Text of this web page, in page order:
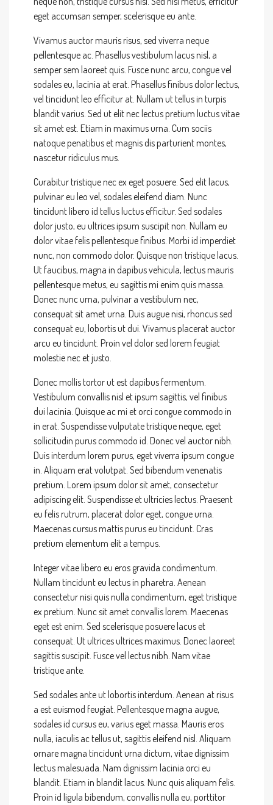
eget accumsan semper, scelerisque eu ante.
Vivamus auctor mauris risus, sed viverra neque
pellentesque ac. Phasellus vestibulum lacus nisl, a
semper sem laoreet quis. Fusce nunc arcu, congue vel
sodales eu, lacinia at erat. Phasellus finibus dolor lectus,
vel tincidunt leo efficitur at. Nullam ut tellus in turpis
blandit varius. Sed ut elit nec lectus pretium luctus vitae
sit amet est. Etiam in maximus urna. Cum sociis
natoque penatibus et magnis dis parturient montes,
nascetur ridiculus mus.
Curabitur tristique nec ex eget posuere. Sed elit lacus,
pulvinar eu leo vel, sodales eleifend diam. Nunc
tincidunt libero id tellus luctus efficitur. Sed sodales
dolor justo, eu ultrices ipsum suscipit non. Nullam eu
dolor vitae felis pellentesque finibus. Morbi id imperdiet
nunc, non commodo dolor. Quisque non tristique lacus.
Ut faucibus, magna in dapibus vehicula, lectus mauris
pellentesque metus, eu sagittis mi enim quis massa.
Donec nunc urna, pulvinar a vestibulum nec,
consequat sit amet urna. Duis augue nisi, rhoncus sed
consequat eu, lobortis ut dui. Vivamus placerat auctor
arcu eu tincidunt. Proin vel dolor sed lorem feugiat
molestie nec et justo.
Donec mollis tortor ut est dapibus fermentum.
Vestibulum convallis nisl et ipsum sagittis, vel finibus
dui lacinia. Quisque ac mi et orci congue commodo in
in erat. Suspendisse vulputate tristique neque, eget
sollicitudin purus commodo id. Donec vel auctor nibh.
Duis interdum lorem purus, eget viverra ipsum congue
in. Aliquam erat volutpat. Sed bibendum venenatis
pretium. Lorem ipsum dolor sit amet, consectetur
adipiscing elit. Suspendisse et ultricies lectus. Praesent
eu felis rutrum, placerat dolor eget, congue urna.
Maecenas cursus mattis purus eu tincidunt. Cras
pretium elementum elit a tempus.
Integer vitae libero eu eros gravida condimentum.
Nullam tincidunt eu lectus in pharetra. Aenean
consectetur nisi quis nulla condimentum, eget tristique
ex pretium. Nunc sit amet convallis lorem. Maecenas
eget est enim. Sed scelerisque posuere lacus et
consequat. Ut ultrices ultrices maximus. Donec laoreet
sagittis suscipit. Fusce vel lectus nibh. Nam vitae
tristique ante.
Sed sodales ante ut lobortis interdum. Aenean at risus
a est euismod feugiat. Pellentesque magna augue,
sodales id cursus eu, varius eget massa. Mauris eros
nulla, iaculis ac tellus ut, sagittis eleifend nisl. Aliquam
ornare magna tincidunt urna dictum, vitae dignissim
lectus malesuada. Nam dignissim lacinia orci eu
blandit. Etiam in blandit lacus. Nunc quis aliquam felis.
Proin id ligula bibendum, convallis nulla eu, porttitor